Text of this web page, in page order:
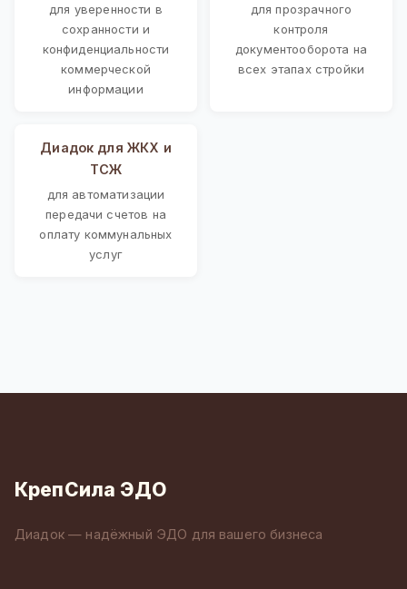
для уверенности в
сохранности и
конфиденциальности
коммерческой
информации
для прозрачного
контроля
документооборота на
всех этапах стройки
Диадок для ЖКХ и
ТСЖ
для автоматизации
передачи счетов на
оплату коммунальных
услуг
КрепСила ЭДО
Диадок — надёжный ЭДО для вашего бизнеса